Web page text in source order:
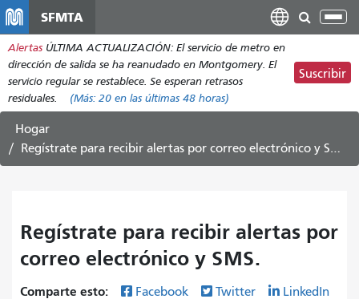
contenido
principal
SFMTA
Alertas ÚLTIMA ACTUALIZACIÓN: El servicio de metro en
dirección de salida se ha reanudado en Montgomery. El
servicio regular se restablece. Se esperan retrasos
residuales.
(Más: 20 en las últimas 48 horas)
Suscribir
Hogar
Regístrate para recibir alertas por correo electrónico y SMS.
Regístrate para recibir alertas por
correo electrónico y SMS.
Comparte esto: Facebook Twitter LinkedIn